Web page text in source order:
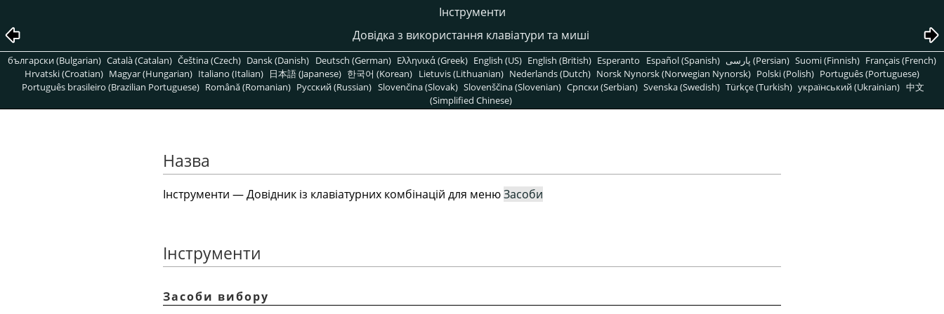
Інструменти
Довідка з використання клавіатури та миші
български (Bulgarian) Català (Catalan) Čeština (Czech) Dansk (Danish) Deutsch (German) Ελληνικά (Greek) English (US) English (British) Esperanto Español (Spanish) پارسی (Persian) Suomi (Finnish) Français (French)
Hrvatski (Croatian) Magyar (Hungarian) Italiano (Italian) 日本語 (Japanese) 한국어 (Korean) Lietuvis (Lithuanian) Nederlands (Dutch) Norsk Nynorsk (Norwegian Nynorsk) Polski (Polish) Português (Portuguese)
Português brasileiro (Brazilian Portuguese) Română (Romanian) Pусский (Russian) Slovenčina (Slovak) Slovenščina (Slovenian) Српски (Serbian) Svenska (Swedish) Türkçe (Turkish) український (Ukrainian) 中文
(Simplified Chinese)
Назва
Інструменти — Довідник із клавіатурних комбінацій для менюЗасоби
Інструменти
Засоби вибору